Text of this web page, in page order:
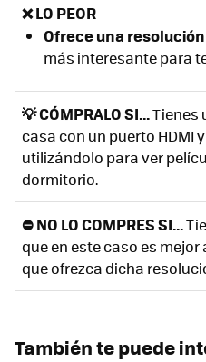
❌ LO PEOR
Ofrece una resolución
más interesante para
💡 CÓMPRALO SI...Tienes
casa con un puerto HDMI
utilizándolo para ver
dormitorio.
⛔ NO LO COMPRES SI...
que en este caso es
que ofrezca dicha
También te puede